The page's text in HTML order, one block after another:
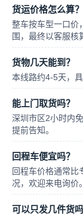
货运价格怎么算？
整车按车型一口价
围，最终以客服核
货物几天能到？
本线路约4-5天，
能上门取货吗？
深圳市区2小时内
提前告知。
回程车便宜吗？
回程车价格通常比
况，欢迎来电询价。
可以只发几件货吗